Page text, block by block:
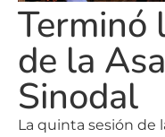
Terminó
de la
Sinodal
La quinta sesión de